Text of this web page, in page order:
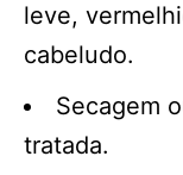
leve,
cabeludo.
Secagem
tratada.